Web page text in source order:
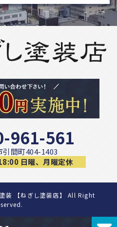
961-561
引間町404-1403
日曜、月曜定休
装 【ねぎし塗装店】 All Right